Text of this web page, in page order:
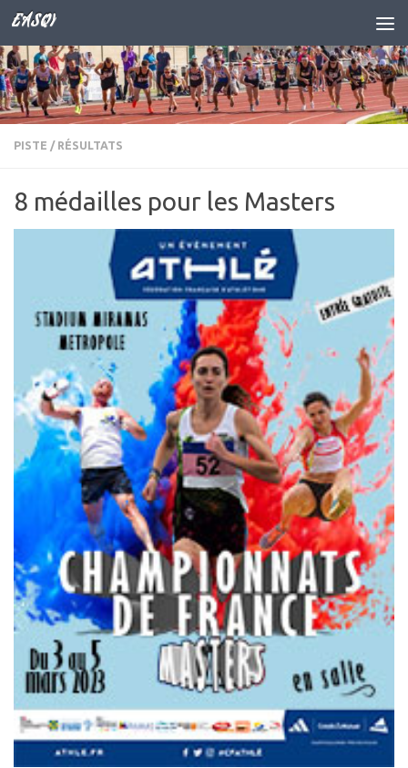
Skip to content
EASQY
PISTE / RÉSULTATS
8 médailles pour les Masters